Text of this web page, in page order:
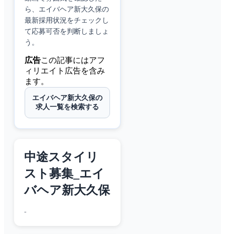
ら、 エイバヘア新大久保の
最新採用状況をチェックし
て応募可否を判断しましょ
う。
広告この記事にはアフ
ィリエイト広告を含み
ます。
エイバヘア新大久保の
求人一覧を検索する
中途スタイリ
スト募集_エイ
バヘア新大久保
-